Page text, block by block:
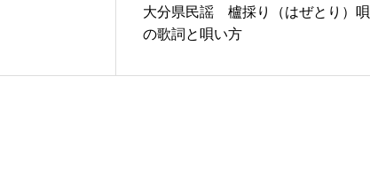
大分県民謡 櫨採り（はぜとり）唄
の歌詞と唄い方